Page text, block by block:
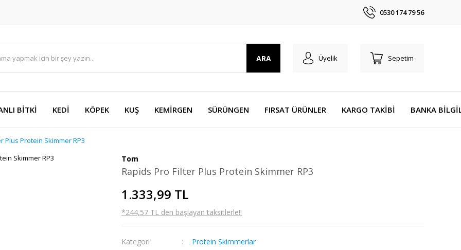
0530 174 79 56
ARA Üyelik Sepetim
BİTKİ KEDİ KÖPEK KUŞ KEMİRGEN SÜRÜNGEN FIRSAT ÜRÜNLER KARGO TAKİBİ BANKA
Plus Protein Skimmer RP3
Tom
Rapids Pro Filter Plus Protein Skimmer RP3
1.333,99 TL
*244,57 TL den başlayan taksitlerle!!
Kategori
Protein Skimmerlar